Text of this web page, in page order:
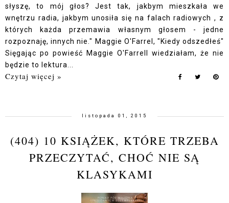
słyszę, to mój głos? Jest tak, jakbym mieszkała we
wnętrzu radia, jakbym unosiła się na falach radiowych , z
których każda przemawia własnym głosem - jedne
rozpoznaję, innych nie." Maggie O'Farrel, "Kiedy odszedłeś"
Sięgając po powieść Maggie O'Farrell wiedziałam, że nie
będzie to lektura...
Czytaj więcej »
listopada 01, 2015
(404) 10 KSIĄŻEK, KTÓRE TRZEBA
PRZECZYTAĆ, CHOĆ NIE SĄ
KLASYKAMI